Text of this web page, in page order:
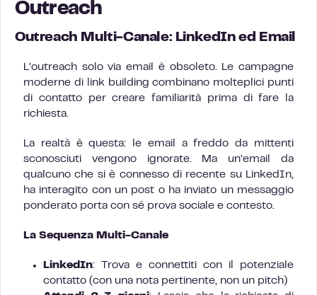
Outreach
Outreach Multi-Canale: LinkedIn ed Email
L’outreach solo via email è obsoleto. Le campagne
moderne di link building combinano molteplici punti
di contatto per creare familiarità prima di fare la
richiesta.
La realtà è questa: le email a freddo da mittenti
sconosciuti vengono ignorate. Ma un’email da
qualcuno che si è connesso di recente su LinkedIn,
ha interagito con un post o ha inviato un messaggio
ponderato porta con sé prova sociale e contesto.
La Sequenza Multi-Canale
LinkedIn: Trova e connettiti con il potenziale
contatto (con una nota pertinente, non un pitch)